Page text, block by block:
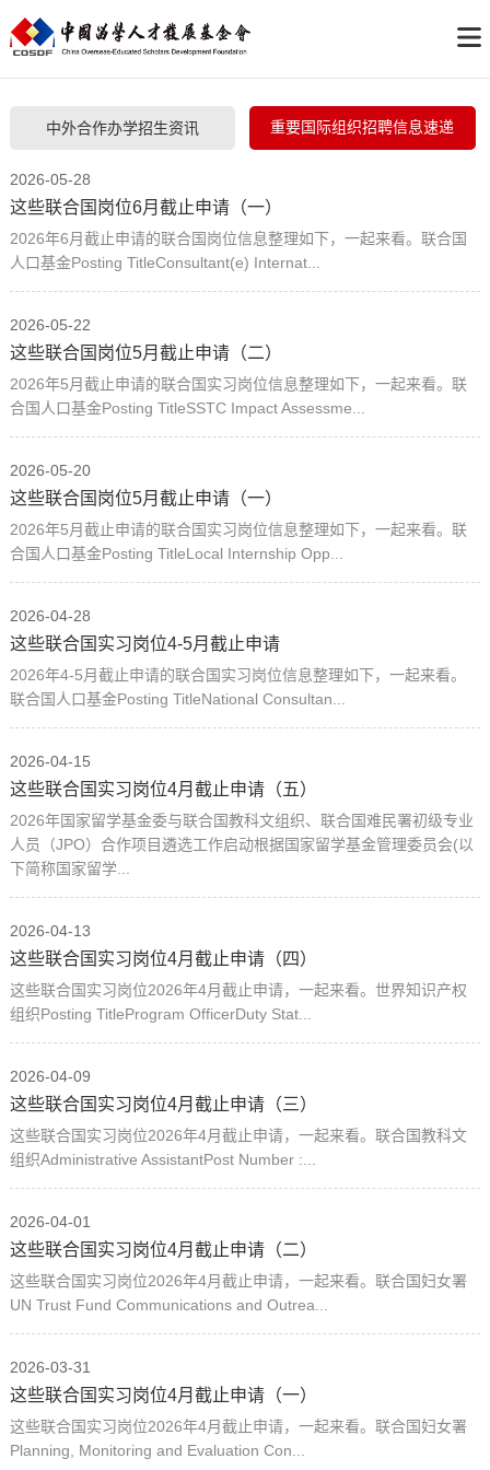
中外合作办学招生资讯 重要国际组织招聘信息速递
2026-05-28
这些联合国岗位6月截止申请（一）
2026年6月截止申请的联合国岗位信息整理如下，一起来看。联合国
人口基金Posting TitleConsultant(e) Internat...
2026-05-22
这些联合国岗位5月截止申请（二）
2026年5月截止申请的联合国实习岗位信息整理如下，一起来看。联
合国人口基金Posting TitleSSTC Impact Assessme...
2026-05-20
这些联合国岗位5月截止申请（一）
2026年5月截止申请的联合国实习岗位信息整理如下，一起来看。联
合国人口基金Posting TitleLocal Internship Opp...
2026-04-28
这些联合国实习岗位4-5月截止申请
2026年4-5月截止申请的联合国实习岗位信息整理如下，一起来看。
联合国人口基金Posting TitleNational Consultan...
2026-04-15
这些联合国实习岗位4月截止申请（五）
2026年国家留学基金委与联合国教科文组织、联合国难民署初级专业
人员（JPO）合作项目遴选工作启动根据国家留学基金管理委员会(以
下简称国家留学...
2026-04-13
这些联合国实习岗位4月截止申请（四）
这些联合国实习岗位2026年4月截止申请，一起来看。世界知识产权
组织Posting TitleProgram OfficerDuty Stat...
2026-04-09
这些联合国实习岗位4月截止申请（三）
这些联合国实习岗位2026年4月截止申请，一起来看。联合国教科文
组织Administrative AssistantPost Number :...
2026-04-01
这些联合国实习岗位4月截止申请（二）
这些联合国实习岗位2026年4月截止申请，一起来看。联合国妇女署
UN Trust Fund Communications and Outrea...
2026-03-31
这些联合国实习岗位4月截止申请（一）
这些联合国实习岗位2026年4月截止申请，一起来看。联合国妇女署
Planning, Monitoring and Evaluation Con...